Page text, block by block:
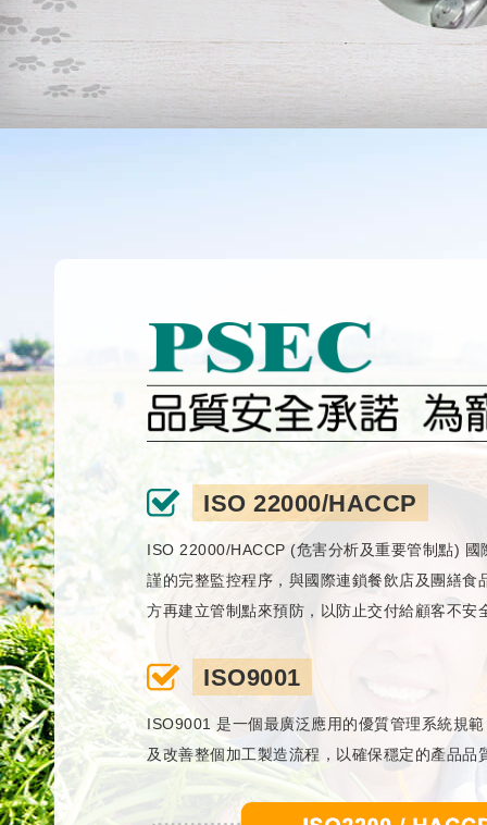
ISO 22000/HACCP
ISO 22000/HACCP (危害分析及重要管制點)
謹的完整監控程序，與國際連鎖餐飲店及團繕
方再建立管制點來預防，以防止交付給顧客不安
ISO9001
ISO9001 是一個最廣泛應用的優質管理系統規
及改善整個加工製造流程，以確保穩定的產品品